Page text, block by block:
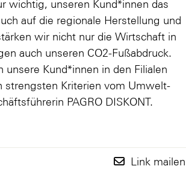
wichtig, unseren Kund*innen das
auf die regionale Herstellung und
wir nicht nur die Wirtschaft in
auch unseren CO2-Fußabdruck.
unsere Kund*innen in den Filialen
strengsten Kriterien vom Umwelt-
PAGRO DISKONT.
Link mailen